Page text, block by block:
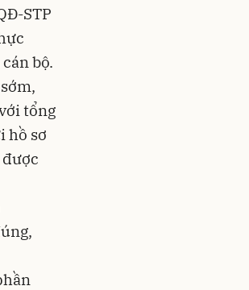
STP
bộ.
tổng
hồ sơ
được